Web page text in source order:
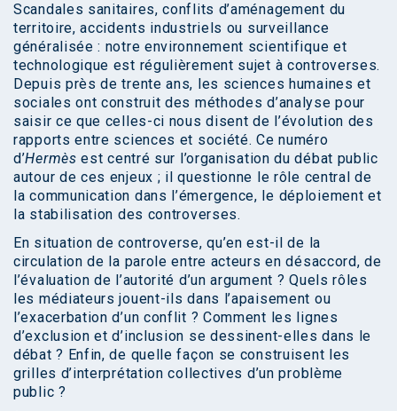
Scandales sanitaires, conflits d’aménagement du
territoire, accidents industriels ou surveillance
généralisée : notre environnement scientifique et
technologique est régulièrement sujet à controverses.
Depuis près de trente ans, les sciences humaines et
sociales ont construit des méthodes d’analyse pour
saisir ce que celles-ci nous disent de l’évolution des
rapports entre sciences et société. Ce numéro
d’Hermèsest centré sur l’organisation du débat public
autour de ces enjeux ; il questionne le rôle central de
la communication dans l’émergence, le déploiement et
la stabilisation des controverses.
En situation de controverse, qu’en est-il de la
circulation de la parole entre acteurs en désaccord, de
l’évaluation de l’autorité d’un argument ? Quels rôles
les médiateurs jouent-ils dans l’apaisement ou
l’exacerbation d’un conflit ? Comment les lignes
d’exclusion et d’inclusion se dessinent-elles dans le
débat ? Enfin, de quelle façon se construisent les
grilles d’interprétation collectives d’un problème
public ?